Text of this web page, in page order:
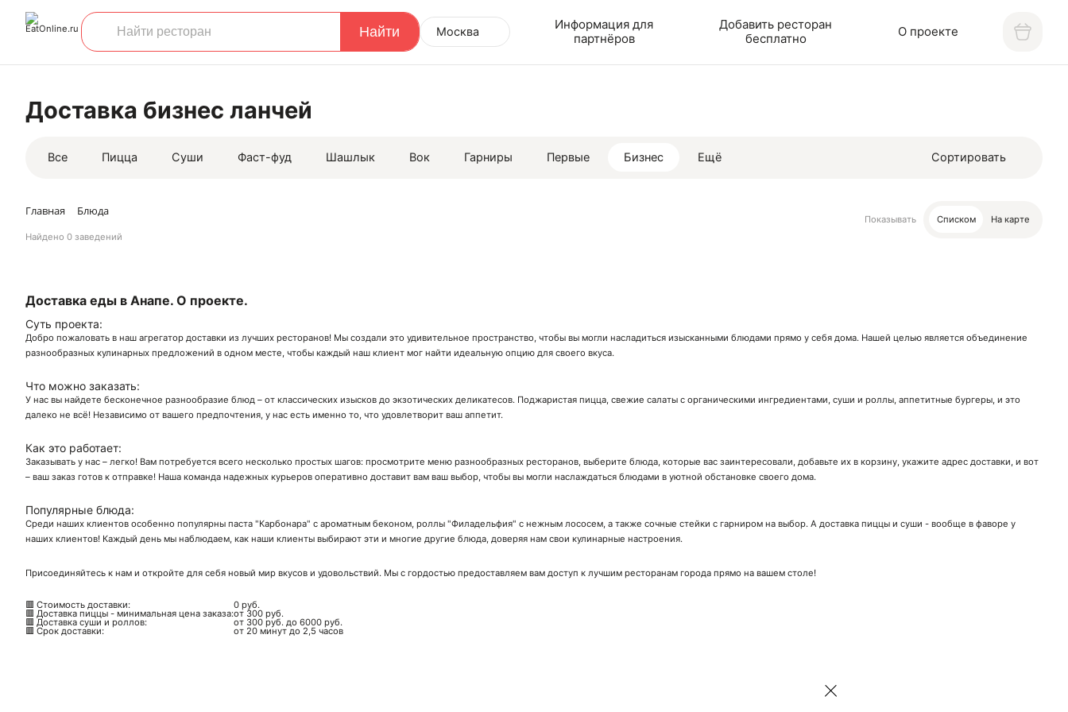
Москва
Информация для
партнёров
Добавить ресторан
бесплатно
О проекте
Доставка бизнес ланчей
Все Пицца Суши Фаст-фуд Шашлык Вок Гарниры Первые Бизнес Ещё Сортировать
Главная Блюда
Найдено 0 заведений
Показывать Списком На карте
Доставка еды в Анапе. О проекте.
Суть проекта:
Добро пожаловать в наш агрегатор доставки из лучших ресторанов! Мы создали это удивительное пространство, чтобы вы могли насладиться изысканными блюдами прямо у себя дома. Нашей целью является объединение
разнообразных кулинарных предложений в одном месте, чтобы каждый наш клиент мог найти идеальную опцию для своего вкуса.
Что можно заказать:
У нас вы найдете бесконечное разнообразие блюд – от классических изысков до экзотических деликатесов. Поджаристая пицца, свежие салаты с органическими ингредиентами, суши и роллы, аппетитные бургеры, и это
далеко не всё! Независимо от вашего предпочтения, у нас есть именно то, что удовлетворит ваш аппетит.
Как это работает:
Заказывать у нас – легко! Вам потребуется всего несколько простых шагов: просмотрите меню разнообразных ресторанов, выберите блюда, которые вас заинтересовали, добавьте их в корзину, укажите адрес доставки, и вот
– ваш заказ готов к отправке! Наша команда надежных курьеров оперативно доставит вам ваш выбор, чтобы вы могли наслаждаться блюдами в уютной обстановке своего дома.
Популярные блюда:
Среди наших клиентов особенно популярны паста "Карбонара" с ароматным беконом, роллы "Филадельфия" с нежным лососем, а также сочные стейки с гарниром на выбор. А доставка пиццы и суши - вообще в фаворе у
наших клиентов! Каждый день мы наблюдаем, как наши клиенты выбирают эти и многие другие блюда, доверяя нам свои кулинарные настроения.
Присоединяйтесь к нам и откройте для себя новый мир вкусов и удовольствий. Мы с гордостью предоставляем вам доступ к лучшим ресторанам города прямо на вашем столе!
🟥 Стоимость доставки: 0 руб.
🟥 Доставка пиццы - минимальная цена заказа:от 300 руб.
🟥 Доставка суши и роллов: от 300 руб. до 6000 руб.
🟥 Срок доставки: от 20 минут до 2,5 часов